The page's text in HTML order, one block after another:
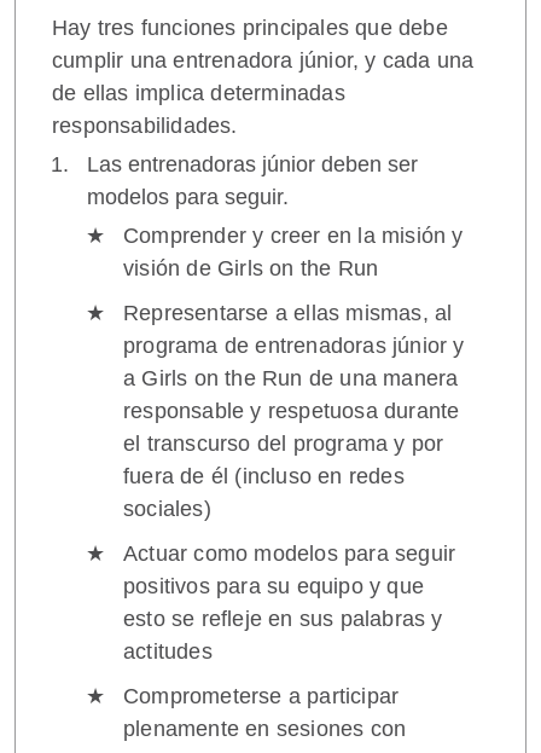
Hay tres funciones principales que debe
cumplir una entrenadora júnior, y cada una
de ellas implica determinadas
responsabilidades.
Las entrenadoras júnior deben ser
modelos para seguir.
Comprender y creer en la misión y
visión de Girls on the Run
Representarse a ellas mismas, al
programa de entrenadoras júnior y
a Girls on the Run de una manera
responsable y respetuosa durante
el transcurso del programa y por
fuera de él (incluso en redes
sociales)
Actuar como modelos para seguir
positivos para su equipo y que
esto se refleje en sus palabras y
actitudes
Comprometerse a participar
plenamente en sesiones con